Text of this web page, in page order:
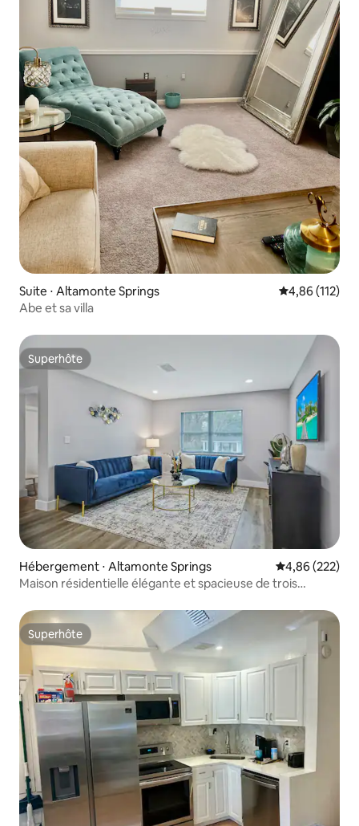
Suite ⋅ Altamonte Springs Évaluation
4,86 (112)
Abe et sa villa
Superhôte
Superhôte
Hébergement ⋅ Altamonte Springs Évaluation
4,86 (222)
Maison résidentielle élégante et spacieuse de trois
Superhôte
Superhôte